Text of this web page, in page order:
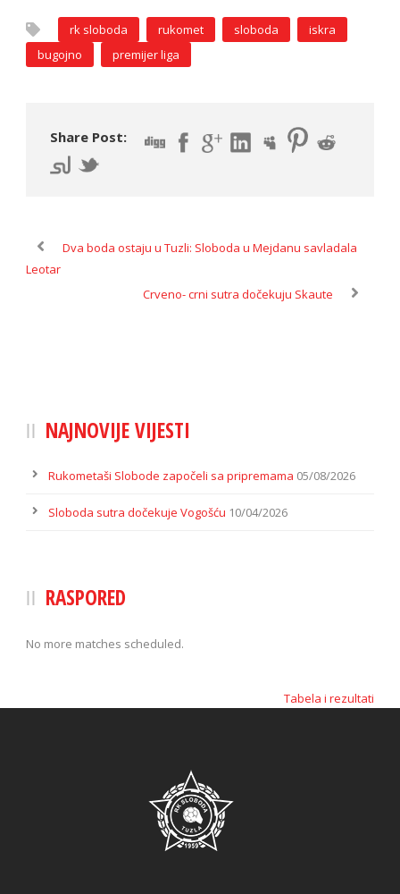
rk sloboda rukomet sloboda
iskra
bugojno
premijer liga
Share Post:
Dva boda ostaju u Tuzli: Sloboda u Mejdanu savladala
Leotar
Crveno- crni sutra dočekuju Skaute
NAJNOVIJE VIJESTI
Rukometaši Slobode započeli sa pripremama 05/08/2026
Sloboda sutra dočekuje Vogošću 10/04/2026
RASPORED
No more matches scheduled.
Tabela i rezultati